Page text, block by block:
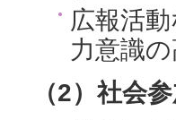
広報活
力意識の
（2）社会